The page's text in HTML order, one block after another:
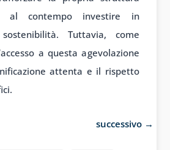
al contempo investire in
Tuttavia, come
a questa agevolazione
attenta e il rispetto
successivo →